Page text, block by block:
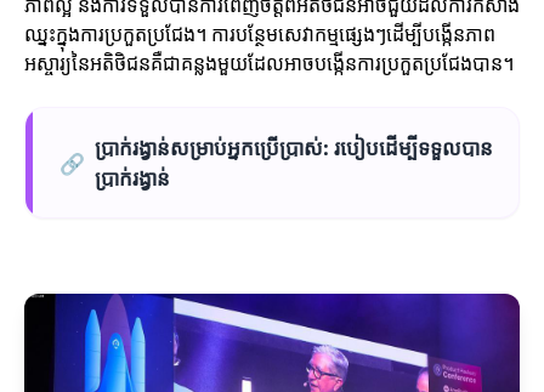
ឈ្នះក្នុងការប្រកួតប្រជែង។ ការបន្ថែមសេវាកម្មផ្សេងៗដើម្បីបង្កើនភាព
អស្ចារ្យនៃអតិថិជនគឺជាគន្លងមួយដែលអាចបង្កើនការប្រកួតប្រជែងបាន។
🔗
ប្រាក់រង្វាន់សម្រាប់អ្នកប្រើប្រាស់: របៀបដើម្បីទទួលបាន
ប្រាក់រង្វាន់